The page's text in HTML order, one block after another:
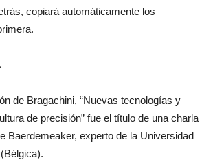
copiará automáticamente los
de Bragachini, “Nuevas tecnologías y
de precisión” fue el título de una charla
Baerdemeaker, experto de la Universidad